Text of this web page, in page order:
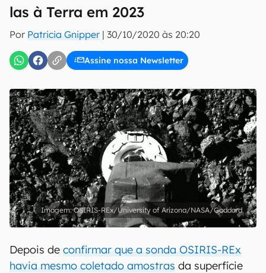
las à Terra em 2023
Por Patricia Gnipper | 30/10/2020 às 20:20
Assine nossa Newsletter
inscreva-se
Uso e Política de Privacidade do Canaltech.
OSIRIS-REx/University of Arizona/NASA/Goddard
Depois de confirmar que a sonda OSIRIS-REx
havia mesmo coletado amostras da superfície